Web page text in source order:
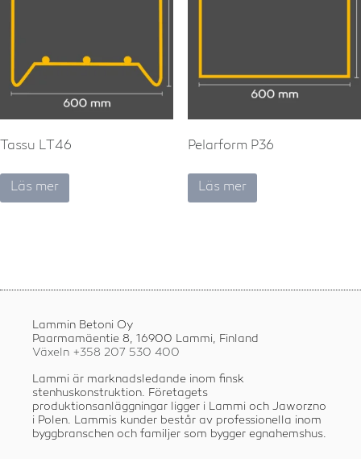
Tassu LT46
Läs mer
Pelarform P36
Läs mer
Lammin Betoni Oy
Paarmamäentie 8, 16900 Lammi, Finland
Växeln +358 207 530 400
Lammi är marknadsledande inom finsk
stenhuskonstruktion. Företagets
produktionsanläggningar ligger i Lammi och Jaworzno
i Polen. Lammis kunder består av professionella inom
byggbranschen och familjer som bygger egnahemshus.